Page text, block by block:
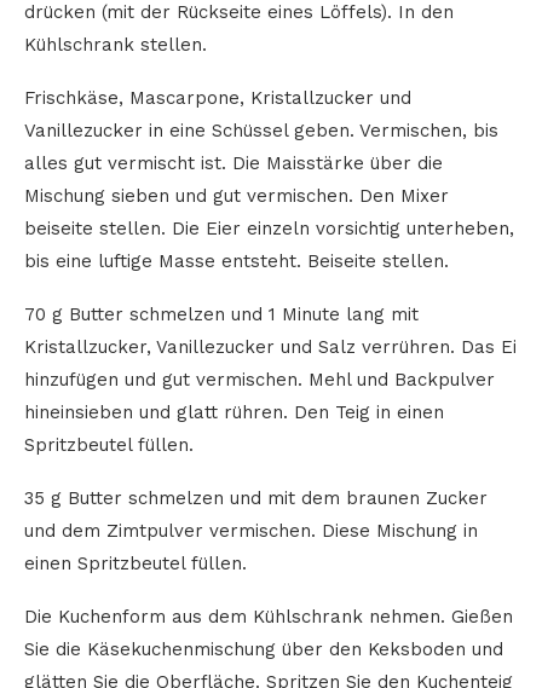
drücken (mit der Rückseite eines Löffels). In den
Kühlschrank stellen.
Frischkäse, Mascarpone, Kristallzucker und
Vanillezucker in eine Schüssel geben. Vermischen, bis
alles gut vermischt ist. Die Maisstärke über die
Mischung sieben und gut vermischen. Den Mixer
beiseite stellen. Die Eier einzeln vorsichtig unterheben,
bis eine luftige Masse entsteht. Beiseite stellen.
70 g Butter schmelzen und 1 Minute lang mit
Kristallzucker, Vanillezucker und Salz verrühren. Das Ei
hinzufügen und gut vermischen. Mehl und Backpulver
hineinsieben und glatt rühren. Den Teig in einen
Spritzbeutel füllen.
35 g Butter schmelzen und mit dem braunen Zucker
und dem Zimtpulver vermischen. Diese Mischung in
einen Spritzbeutel füllen.
Die Kuchenform aus dem Kühlschrank nehmen. Gießen
Sie die Käsekuchenmischung über den Keksboden und
glätten Sie die Oberfläche. Spritzen Sie den Kuchenteig